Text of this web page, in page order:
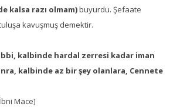
kalsa razı olmam)buyurdu. Şefaate
kavuşmuş demektir.
kalbinde hardal zerresi kadar iman
kalbinde az bir şey olanlara, Cennete
Mace]